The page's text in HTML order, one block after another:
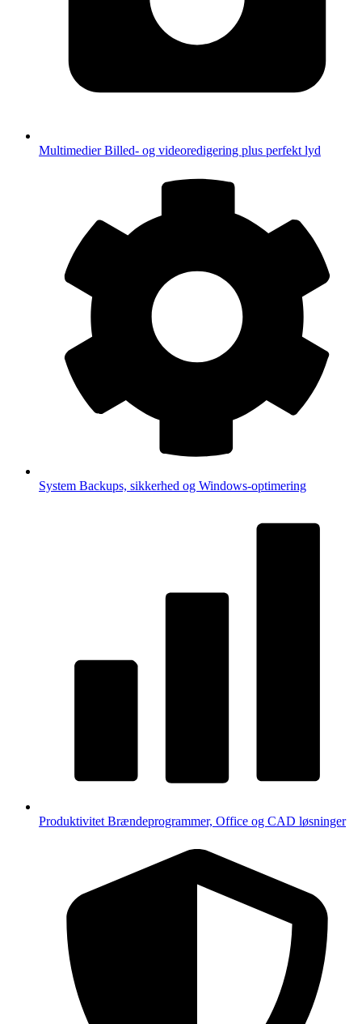
MultimedierBilled- og videoredigering plus perfekt lyd
System Backups, sikkerhed og Windows-optimering
Produktivitet Brændeprogrammer, Office og CAD løsninger